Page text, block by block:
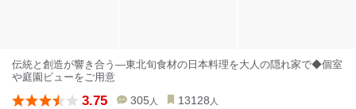
伝統と創造が響き合う―東北旬食材の日本料理を大人の隠れ家で◆個室
や庭園ビューをご用意
3.75 305 人 13128 人